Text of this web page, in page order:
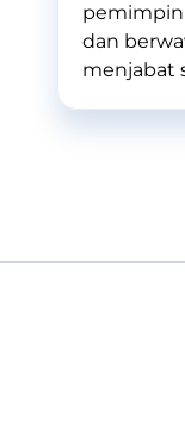
dan
menjabat